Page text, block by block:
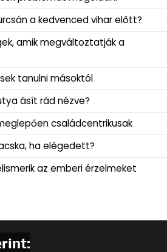
a kedvenced vihar előtt?
amik megváltoztatják a
tanulni másoktól
ásít rád nézve?
családcentrikusak
ha elégedett?
az emberi érzelmeket